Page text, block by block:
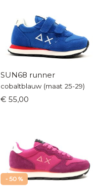
SUN68 runner
cobaltblauw (maat 25-29)
€ 55,00
- 50 %